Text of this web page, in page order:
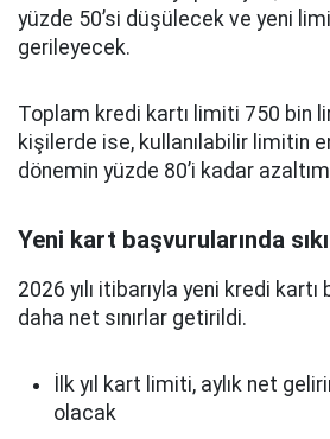
yüzde 50’si düşülecek ve yeni
gerileyecek.
Toplam kredi kartı limiti 750 bin
kişilerde ise, kullanılabilir limitin
dönemin yüzde 80’i kadar
Yeni kart başvurularında
2026 yılı itibarıyla yeni kredi
daha net sınırlar getirildi.
İlk yıl kart limiti, aylık net
olacak